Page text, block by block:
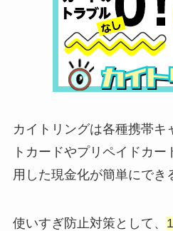
カイトリングは各種携帯キ
トカードやプリペイドカー
用した現金化が簡単にでき
使いすぎ防止対策として、